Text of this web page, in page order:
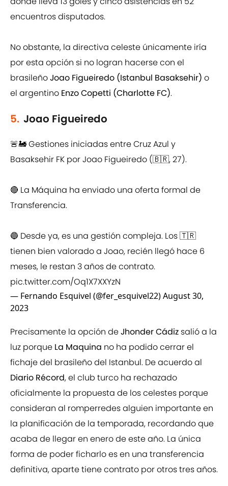
encuentros disputados.
No obstante, la directiva celeste únicamente iría
por esta opción si no logran hacerse con el
brasileñoJoao Figueiredo (Istanbul Basaksehir) o
el argentino Enzo Copetti (Charlotte FC).
5. Joao Figueiredo
🚨🚂 Gestiones iniciadas entre Cruz Azul y
Basaksehir FK por Joao Figueiredo (🇧🇷, 27).
🔴 La Máquina ha enviado una oferta formal de
Transferencia.
🔵 Desde ya, es una gestión compleja. Los 🇹🇷
tienen bien valorado a Joao, recién llegó hace 6
meses, le restan 3 años de contrato.
pic.twitter.com/Oq1X7XXYzN
— Fernando Esquivel (@fer_esquivel22)August 30,
2023
Precisamente la opción deJhonder Cádiz salió a la
luz porque La Maquina no ha podido cerrar el
fichaje del brasileño del Istanbul. De acuerdo al
Diario Récord, el club turco ha rechazado
oficialmente la propuesta de los celestes porque
consideran al romperredes alguien importante en
la planificación de la temporada, recordando que
acaba de llegar en enero de este año. La única
forma de poder ficharlo es en una transferencia
definitiva, aparte tiene contrato por otros tres años.